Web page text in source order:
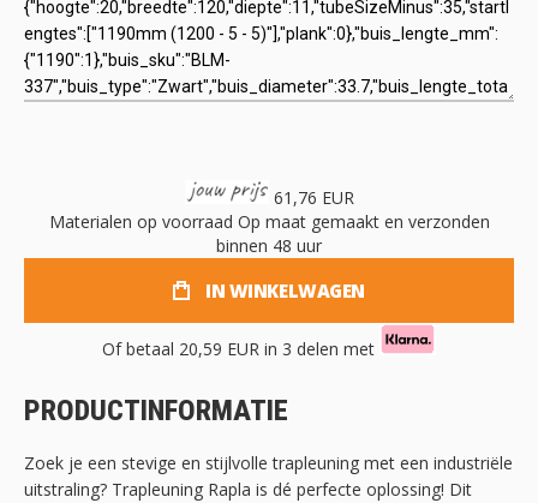
61,76 EUR
Materialen op voorraad Op maat gemaakt en verzonden
binnen 48 uur
IN WINKELWAGEN
Of betaal 20,59 EUR in 3 delen met
PRODUCTINFORMATIE
Zoek je een stevige en stijlvolle trapleuning met een industriële
uitstraling? Trapleuning Rapla is dé perfecte oplossing! Dit